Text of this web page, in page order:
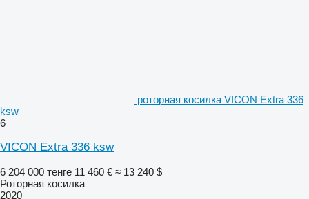
роторная косилка VICON Extra 336
ksw
6
VICON Extra 336 ksw
6 204 000 тенге 11 460 € ≈ 13 240 $
Роторная косилка
2020